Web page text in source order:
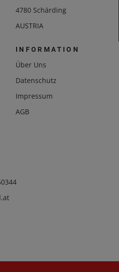
4780 Schärding
AUSTRIA
INFORMATION
Über Uns
Datenschutz
Impressum
AGB